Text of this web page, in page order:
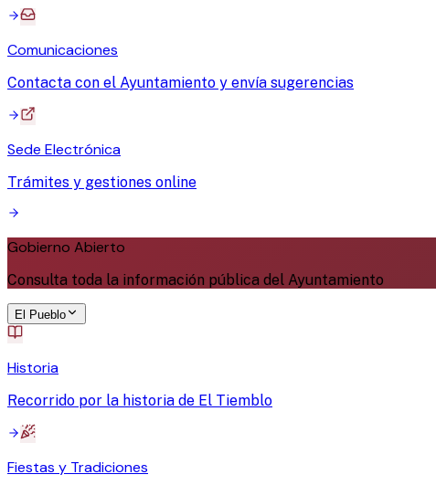
Comunicaciones
Contacta con el Ayuntamiento y envía sugerencias
Sede Electrónica
Trámites y gestiones online
Gobierno Abierto
Consulta toda la información pública del Ayuntamiento
El Pueblo
Historia
Recorrido por la historia de El Tiemblo
Fiestas y Tradiciones